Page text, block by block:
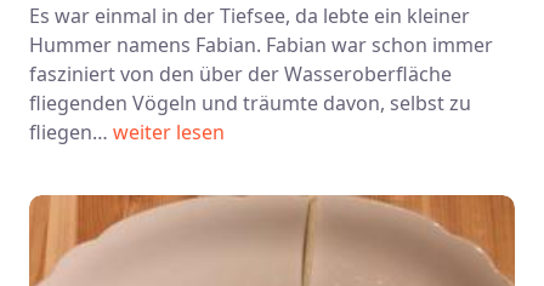
Es war einmal in der Tiefsee, da lebte ein kleiner
Hummer namens Fabian. Fabian war schon immer
fasziniert von den über der Wasseroberfläche
fliegenden Vögeln und träumte davon, selbst zu
fliegen… weiter lesen